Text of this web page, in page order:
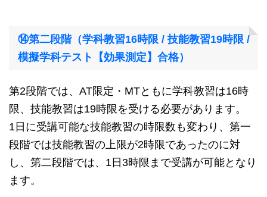
⑭第二段階（学科教習16時限 / 技能教習19時限 /
模擬学科テスト【効果測定】合格）
第2段階では、AT限定・MTともに学科教習は16時
限、技能教習は19時限を受ける必要があります。
1日に受講可能な技能教習の時限数も変わり、第一
段階では技能教習の上限が2時限であったのに対
し、第二段階では、1日3時限まで受講が可能となり
ます。